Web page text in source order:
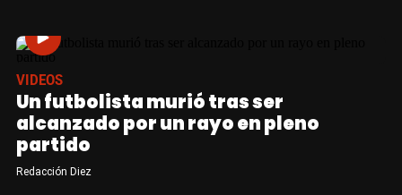
VIDEOS
Un futbolista murió tras ser
alcanzado por un rayo en pleno
partido
Redacción Diez